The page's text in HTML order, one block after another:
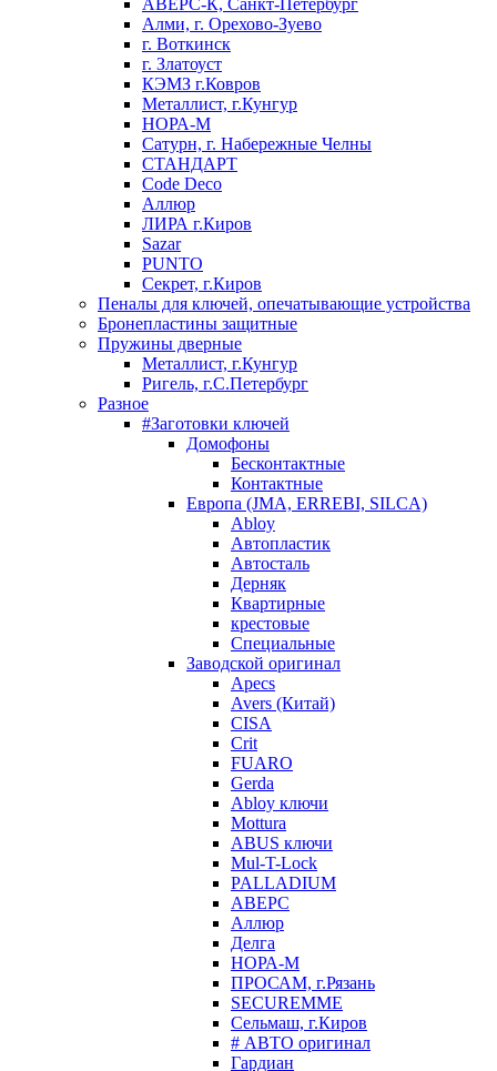
АВЕРС-К, Санкт-Петербург
Алми, г. Орехово-Зуево
г. Воткинск
г. Златоуст
КЭМЗ г.Ковров
Металлист, г.Кунгур
НОРА-М
Сатурн, г. Набережные Челны
СТАНДАРТ
Code Deco
Аллюр
ЛИРА г.Киров
Sazar
PUNTO
Секрет, г.Киров
Пеналы для ключей, опечатывающие устройства
Бронепластины защитные
Пружины дверные
Металлист, г.Кунгур
Ригель, г.С.Петербург
Разное
#Заготовки ключей
Домофоны
Бесконтактные
Контактные
Европа (JMA, ERREBI, SILCA)
Abloy
Автопластик
Автосталь
Дерняк
Квартирные
крестовые
Специальные
Заводской оригинал
Apecs
Avers (Китай)
CISA
Crit
FUARO
Gerda
Abloy ключи
Mottura
ABUS ключи
Mul-T-Lock
PALLADIUM
АВЕРС
Аллюр
Делга
НОРА-М
ПРОСАМ, г.Рязань
SECUREMME
Сельмаш, г.Киров
# АВТО оригинал
Гардиан